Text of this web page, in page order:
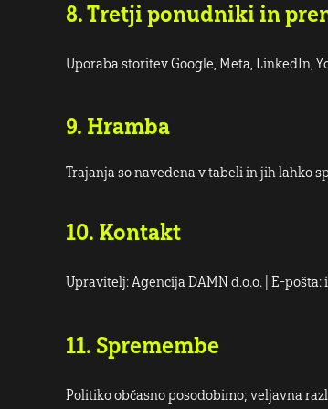
8. Tretji ponudniki in
Uporaba storitev Google, Meta, LinkedIn,
9. Hramba
Trajanja so navedena v tabeli in jih lahko
10. Kontakt
Upravitelj: Agencija DAMN d.o.o. | E-
11. Spremembe
Politiko občasno posodobimo; veljavna